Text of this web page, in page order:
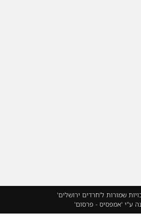
שמורות ל'חרדים ירושלים'
ע"י 'אמפסיס - פרסום'